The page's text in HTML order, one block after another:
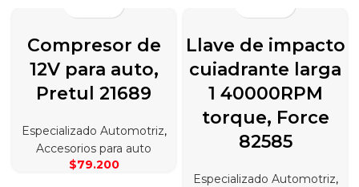
Compresor de
12V para auto,
Pretul 21689
Especializado Automotriz,
Accesorios para auto
$79.200
Llave de impacto
cuiadrante larga
1 40000RPM
torque, Force
82585
Especializado Automotriz,